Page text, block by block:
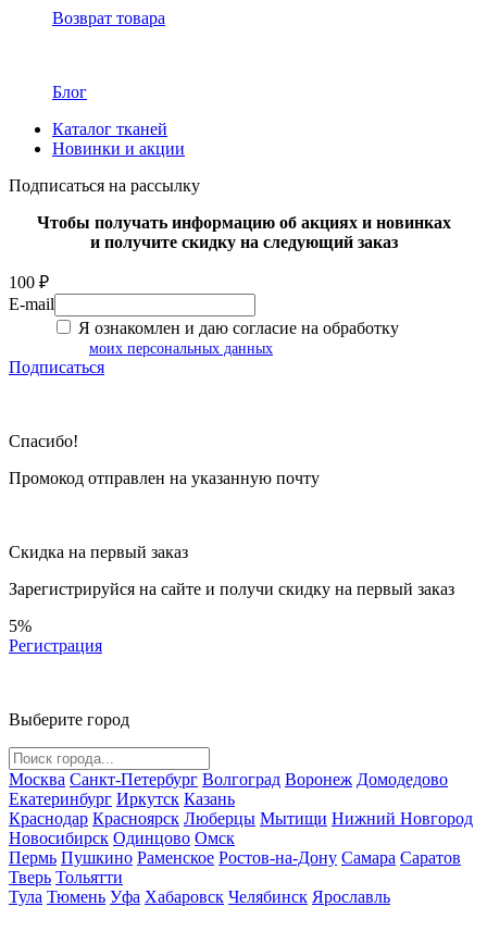
Возврат товара
Блог
Каталог тканей
Новинки и акции
Подписаться на рассылку
Чтобы получать информацию об акциях и новинках
и получите скидку на следующий заказ
100 ₽
E-mail
Я ознакомлен и даю согласие на обработку
моих персональных данных
Подписаться
Спасибо!
Промокод отправлен на указанную почту
Скидка на первый заказ
Зарегистрируйся на сайте и получи скидку на первый заказ
5%
Регистрация
Выберите город
Москва Санкт-Петербург Волгоград Воронеж Домодедово
Екатеринбург Иркутск Казань
Краснодар Красноярск Люберцы Мытищи Нижний Новгород
Новосибирск Одинцово Омск
Пермь Пушкино Раменское Ростов-на-Дону Самара Саратов
Тверь Тольятти
Тула Тюмень Уфа Хабаровск Челябинск Ярославль